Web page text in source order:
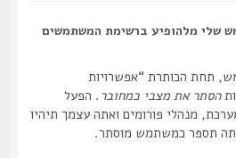
מלהופיע ברשימת המשתמשים
הכותרת “אפשרויות
את מצבי כמחובר. הפעל
פורומים ואתה עצמך תיהיו
כמשתמש מוסתר.